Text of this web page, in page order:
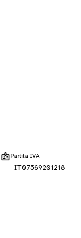
Partita IVA
IT07569201218